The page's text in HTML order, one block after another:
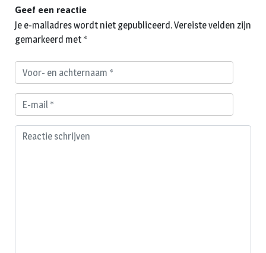
Geef een reactie
Je e-mailadres wordt niet gepubliceerd.Vereiste velden zijn
gemarkeerd met *